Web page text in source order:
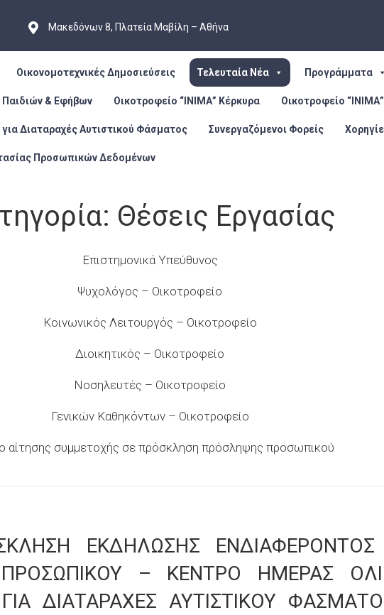
Μακεδόνων 8, Πλατεία Μαβίλη – Αθήνα
Οικονομοτεχνικές Δημοσιεύσεις Τελευταία Νέα Προγράμματα
Παιδιών & Εφήβων Οικοτροφείο “ΙΝΙΜΑ” Κέρκυρα Οικοτροφείο
Διαταραχές Αυτιστικού Φάσματος Συνεργαζόμενοι Φορείς
Προσωπικών Δεδομένων
Θέσεις Εργασίας
Επιστημονικά Υπεύθυνος
Ψυχολόγος – Οικοτροφείο
Κοινωνικός Λειτουργός – Οικοτροφείο
Διοικητικός – Οικοτροφείο
Νοσηλευτές – Οικοτροφείο
Γενικών Καθηκόντων – Οικοτροφείο
αίτησης συμμετοχής σε πρόσκληση πρόσληψης προσωπικού
ΕΚΔΗΛΩΣΗΣ ΕΝΔΙΑΦΕΡΟΝΤΟΣ
– ΚΕΝΤΡΟ ΗΜΕΡΑΣ
ΔΙΑΤΑΡΑΧΕΣ ΑΥΤΙΣΤΙΚΟΥ